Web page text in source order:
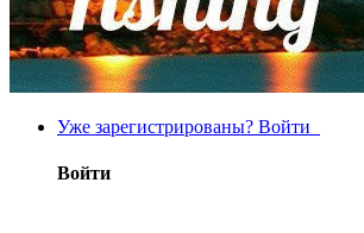
Уже зарегистрированы? Войти
Войти